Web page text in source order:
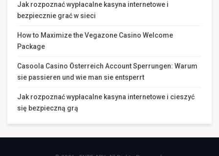
Jak rozpoznać wypłacalne kasyna internetowe i
bezpiecznie grać w sieci
How to Maximize the Vegazone Casino Welcome
Package
Casoola Casino Österreich Account Sperrungen: Warum
sie passieren und wie man sie entsperrt
Jak rozpoznać wypłacalne kasyna internetowe i cieszyć
się bezpieczną grą